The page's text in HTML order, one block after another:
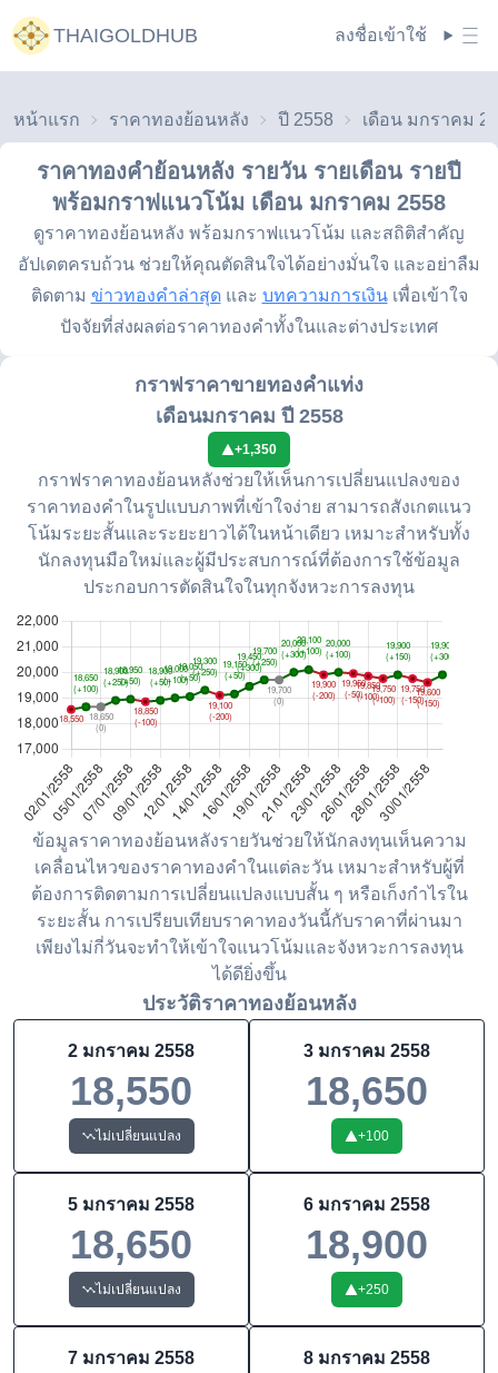
THAIGOLDHUB ลงชื่อเข้าใช้
หน้าแรก ราคาทองย้อนหลัง ปี 2558 เดือน มกราคม
ราคาทองคำย้อนหลัง รายวัน รายเดือน รายปี
พร้อมกราฟแนวโน้ม เดือน มกราคม 2558
ดูราคาทองย้อนหลัง พร้อมกราฟแนวโน้ม และสถิติสำคัญ
อัปเดตครบถ้วน ช่วยให้คุณตัดสินใจได้อย่างมั่นใจ และอย่าลืม
ติดตาม ข่าวทองคำล่าสุด และ บทความการเงิน เพื่อเข้าใจ
ปัจจัยที่ส่งผลต่อราคาทองคำทั้งในและต่างประเทศ
กราฟราคาขายทองคำแท่ง
เดือนมกราคม ปี 2558
+1,350
กราฟราคาทองย้อนหลังช่วยให้เห็นการเปลี่ยนแปลงของ
ราคาทองคำในรูปแบบภาพที่เข้าใจง่าย สามารถสังเกตแนว
โน้มระยะสั้นและระยะยาวได้ในหน้าเดียว เหมาะสำหรับทั้ง
นักลงทุนมือใหม่และผู้มีประสบการณ์ที่ต้องการใช้ข้อมูล
ประกอบการตัดสินใจในทุกจังหวะการลงทุน
ข้อมูลราคาทองย้อนหลังรายวันช่วยให้นักลงทุนเห็นความ
เคลื่อนไหวของราคาทองคำในแต่ละวัน เหมาะสำหรับผู้ที่
ต้องการติดตามการเปลี่ยนแปลงแบบสั้น ๆ หรือเก็งกำไรใน
ระยะสั้น การเปรียบเทียบราคาทองวันนี้กับราคาที่ผ่านมา
เพียงไม่กี่วันจะทำให้เข้าใจแนวโน้มและจังหวะการลงทุน
ได้ดียิ่งขึ้น
ประวัติราคาทองย้อนหลัง
2 มกราคม 2558
18,550
ไม่เปลี่ยนแปลง
3 มกราคม 2558
18,650
+100
5 มกราคม 2558
18,650
ไม่เปลี่ยนแปลง
6 มกราคม 2558
18,900
+250
7 มกราคม 2558 8 มกราคม 2558